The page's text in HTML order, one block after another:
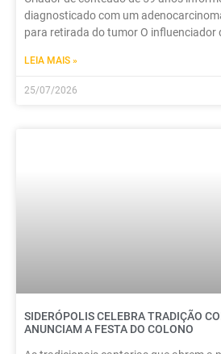
diagnosticado com um
para retirada do tumor O influenciador
LEIA MAIS »
25/07/2026
SIDERÓPOLIS CELEBRA TRADIÇÃO
ANUNCIAM A FESTA DO COLONO